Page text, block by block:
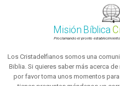
Misión Bíblica
Proclamando el pronto
Los Cristadelfianos somos una
Biblia. Si quieres saber más acerca
por favor toma unos momentos